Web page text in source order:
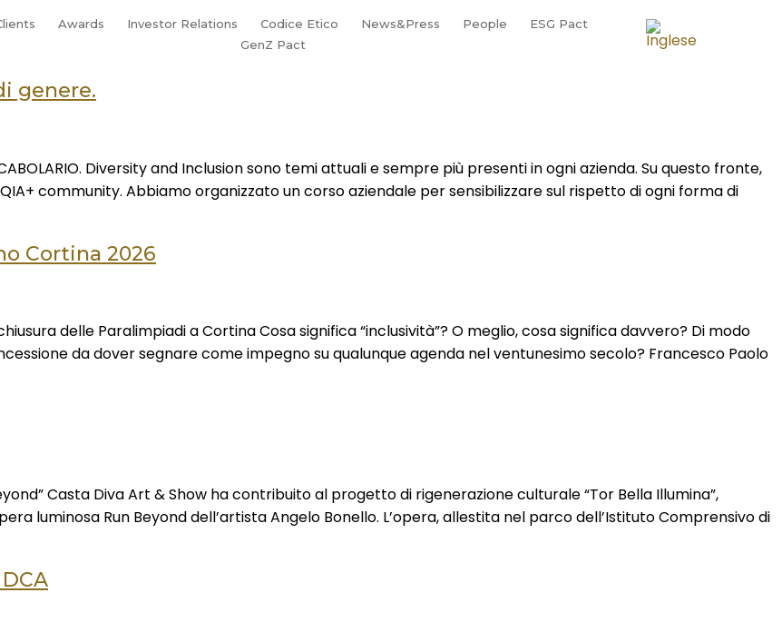
Awards Investor Relations Codice Etico News&Press People
ESG Pact
GenZ Pact
genere.
VOCABOLARIO.​ Diversity and Inclusion sono temi attuali e sempre più presenti in ogni azienda. Su questo fronte,
community. Abbiamo organizzato un corso aziendale per sensibilizzare sul rispetto di ogni forma di
Cortina 2026
delle Paralimpiadi a Cortina Cosa significa “inclusività”? O meglio, cosa significa davvero? Di modo
da dover segnare come impegno su qualunque agenda nel ventunesimo secolo? Francesco Paolo
Casta Diva Art & Show ha contribuito al progetto di rigenerazione culturale “Tor Bella Illumina”,
luminosa Run Beyond dell’artista Angelo Bonello. L’opera, allestita nel parco dell’Istituto Comprensivo di